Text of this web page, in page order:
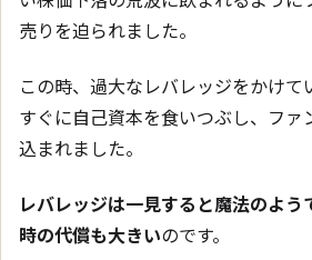
売りを迫られました。
この時、過大なレバレッジをかけて
すぐに自己資本を食いつぶし、ファ
込まれました。
レバレッジは一見すると魔法のよう
時の代償も大きいのです。